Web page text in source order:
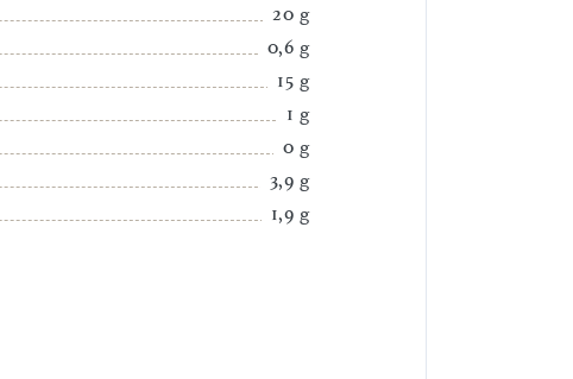
20 g
0,6 g
15 g
1 g
0 g
3,9 g
1,9 g